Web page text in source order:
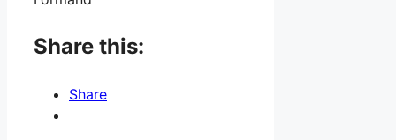
Share this:
Share